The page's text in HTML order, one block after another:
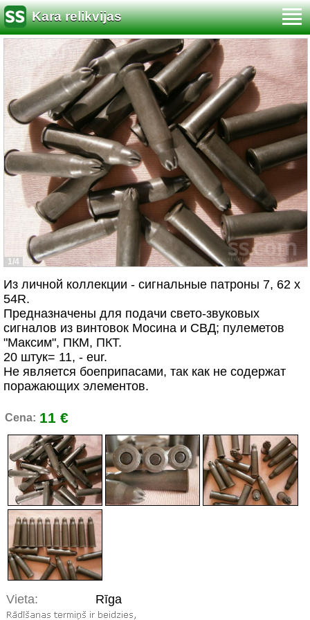
Kara relikvijas
1/4
Из личной коллекции - сигнальные патроны 7, 62 х
54R.
Предназначены для подачи свето-звуковых
сигналов из винтовок Мосина и СВД; пулеметов
"Максим", ПКМ, ПКТ.
20 штук= 11, - eur.
Не является боеприпасами, так как не содержат
поражающих элементов.
Cena: 11 €
Vieta: Rīga